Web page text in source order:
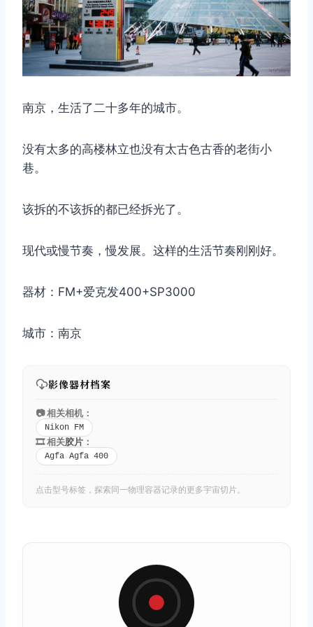
南京，生活了二十多年的城市。
没有太多的高楼林立也没有太古色古香的老街小
巷。
该拆的不该拆的都已经拆光了。
现代或慢节奏，慢发展。这样的生活节奏刚刚好。
器材：FM+爱克发400+SP3000
城市：南京
影像器材档案
📷 相关相机：
Nikon FM
🎞️ 相关胶片 ：
Agfa Agfa 400
点击型号标签，探索同一物理容器记录的更多宇宙切片。